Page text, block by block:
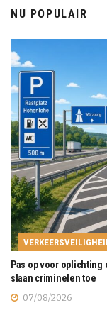
NU POPULAIR
Pas op voor oplichting
slaan criminelen toe
07/08/2026